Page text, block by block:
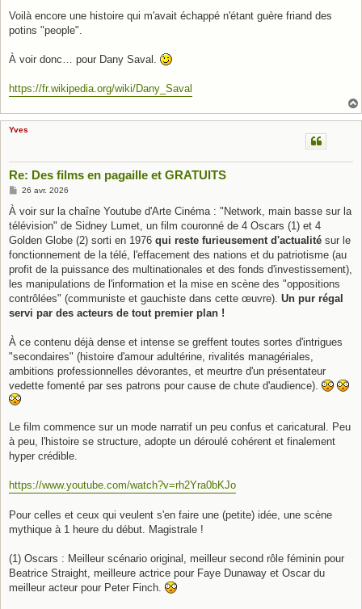
Voilà encore une histoire qui m'avait échappé n'étant guère friand des
potins "people".
À voir donc… pour Dany Saval.
https://fr.wikipedia.org/wiki/Dany_Saval
Yves
Re: Des films en pagaille et GRATUITS
M
s
a
g
26 avr. 2026
À voir sur la chaîne Youtube d'Arte Cinéma : "Network, main basse sur la
télévision" de Sidney Lumet, un film couronné de 4 Oscars (1) et 4
Golden Globe (2) sorti en 1976 qui reste furieusement d'actualité sur le
fonctionnement de la télé, l'effacement des nations et du patriotisme (au
profit de la puissance des multinationales et des fonds d'investissement),
les manipulations de l'information et la mise en scène des "oppositions
contrôlées" (communiste et gauchiste dans cette œuvre). Un pur régal
servi par des acteurs de tout premier plan !
À ce contenu déjà dense et intense se greffent toutes sortes d'intrigues
"secondaires" (histoire d'amour adultérine, rivalités managériales,
ambitions professionnelles dévorantes, et meurtre d'un présentateur
vedette fomenté par ses patrons pour cause de chute d'audience).
Le film commence sur un mode narratif un peu confus et caricatural. Peu
à peu, l'histoire se structure, adopte un déroulé cohérent et finalement
hyper crédible.
https://www.youtube.com/watch?v=rh2Yra0bKJo
Pour celles et ceux qui veulent s'en faire une (petite) idée, une scène
mythique à 1 heure du début. Magistrale !
(1) Oscars : Meilleur scénario original, meilleur second rôle féminin pour
Beatrice Straight, meilleure actrice pour Faye Dunaway et Oscar du
meilleur acteur pour Peter Finch.